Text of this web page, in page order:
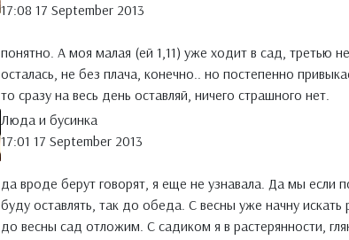
17:08 17 September 2013
понятно. А моя малая (ей 1,11) уже ходит в сад, третью
осталась, не без плача, конечно.. но постепенно
то сразу на весь день оставляй, ничего страшного нет.
Люда и бусинка
17:01 17 September 2013
да вроде берут говорят, я еще не узнавала. Да мы если
буду оставлять, так до обеда. С весны уже начну
до весны сад отложим. С садиком я в растерянности,